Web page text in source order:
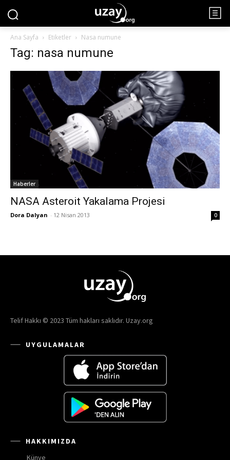
Ana Sayfa Etiketler Nasa numune
Tag: nasa numune
Haberler
NASA Asteroit Yakalama Projesi
Dora Dalyan - 12 Nisan 2013 0
Telif Hakkı © 2023 Tüm hakları saklıdır. Uzay.org
UYGULAMALAR
HAKKIMIZDA
Künye